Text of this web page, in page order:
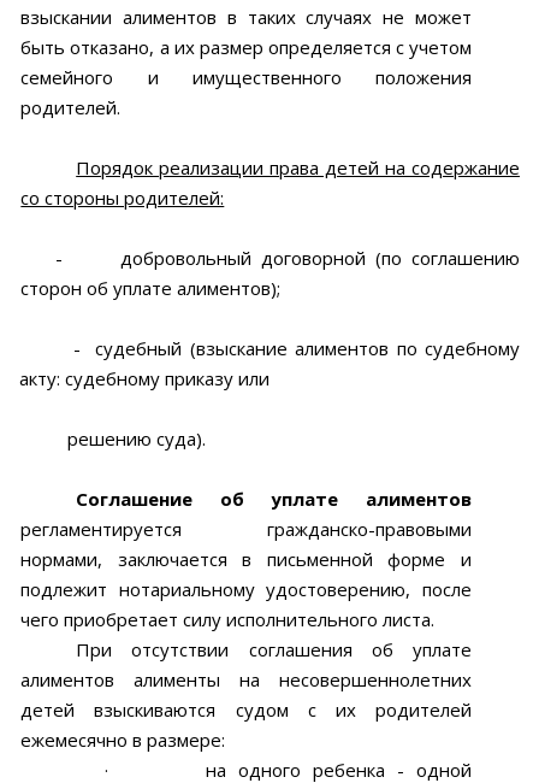
взыскании алиментов в таких случаях не может
быть отказано, а их размер определяется с учетом
семейного и имущественного положения
родителей.
Порядок реализации права детей на содержание
со стороны родителей:
-
добровольный договорной (по соглашению
сторон об уплате алиментов);
-
судебный (взыскание алиментов по судебному
акту: судебному приказу или
решению суда).
Соглашение об уплате алиментов
регламентируется гражданско-правовыми
нормами, заключается в письменной форме и
подлежит нотариальному удостоверению, после
чего приобретает силу исполнительного листа.
При отсутствии соглашения об уплате
алиментов алименты на несовершеннолетних
детей взыскиваются судом с их родителей
ежемесячно в размере:
·
на одного ребенка - одной